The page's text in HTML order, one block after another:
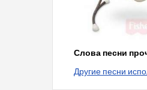
Слова песни
Другие песни